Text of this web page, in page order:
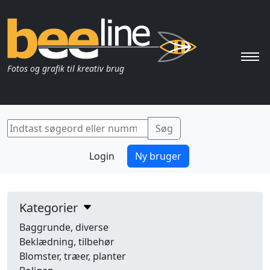
Fotos og grafik til kreativ brug
Login Ny bruger
Kategorier
Baggrunde, diverse
Beklædning, tilbehør
Blomster, træer, planter